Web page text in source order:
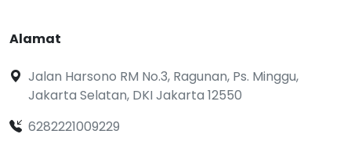
Alamat
Jalan Harsono RM No.3, Ragunan, Ps. Minggu,
Jakarta Selatan, DKI Jakarta 12550
6282221009229